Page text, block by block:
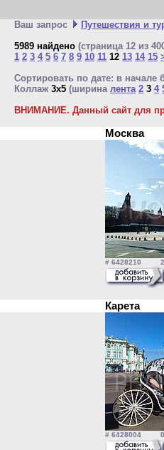
Ваш запрос
Путешествия и
5989 найдено (страница 12 из
1 2 3 4 5 6 7 8 9 10 11 12 13 14 15
Сортировать по дате: в начале
Коллаж 3x5 (ширина лента 2 3 4
ВНИМАНИЕ. Данный сайт для
Москва
# 6428210 21
Карета
# 6428004 08